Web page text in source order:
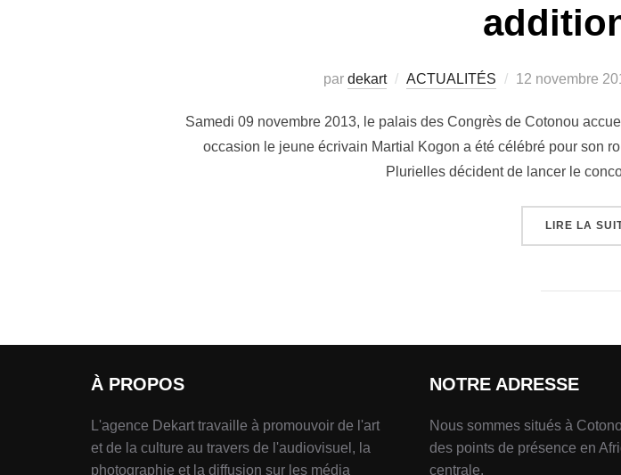
par dekart ACTUALITÉS 12 novembre
Samedi 09 novembre 2013, le palais des Congrès de Cotonou
occasion le jeune écrivain Martial Kogon a été célébré pour son
Plurielles décident de lancer le
LIRE LA
À PROPOS
L'agence Dekart travaille à promouvoir de l'art
et de la culture au travers de l'audiovisuel, la
photographie et la diffusion sur les média
NOTRE ADRESSE
Nous sommes situés à
des points de présence en
centrale.